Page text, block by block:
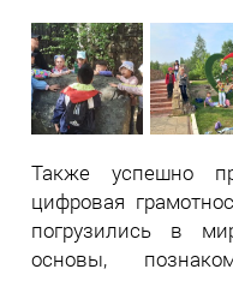
Также успешно
цифровая
погрузились в
основы,